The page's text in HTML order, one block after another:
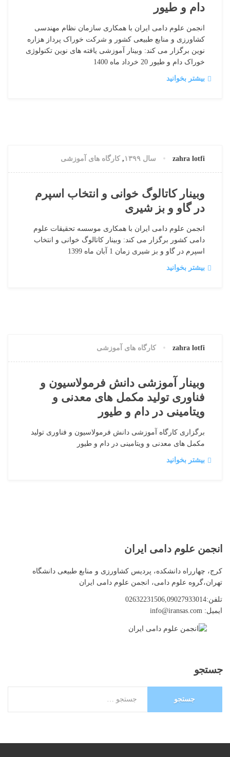
دام و طیور
انجمن علوم دامی ایران با همکاری سازمان نظام مهندسی
کشاورزی و منابع طبیعی کشور و شرکت خوراک پرداز هزاره
نوین برگزار می کند: وبینار آموزشی یافته های نوین تکنولوژی
خوراک دام و طیور 20 خرداد ماه 1400
بیشتر بخوانید
zahra lotfi سال ۱۳۹۹ , کارگاه های آموزشی
وبینار کاتالوگ خوانی و انتخاب اسپرم
در گاو و بز شیری
انجمن علوم دامی ایران با همکاری موسسه تحقیقات علوم
دامی کشور برگزار می کند: وبینار کاتالوگ خوانی و انتخاب
اسپرم در گاو و بز شیری زمان 1 آبان ماه 1399
بیشتر بخوانید
zahra lotfi کارگاه های آموزشی
وبینار آموزشی دانش فرمولاسیون و
فناوری تولید مکمل های معدنی و
ویتامینی در دام و طیور
برگزاری کارگاه آموزشی دانش فرمولاسیون و فناوری تولید
مکمل های معدنی و ویتامینی در دام و طیور
بیشتر بخوانید
انجمن علوم دامی ایران
کرج، چهارراه دانشکده، پردیس کشاورزی و منابع طبیعی دانشگاه
تهران،گروه علوم دامی، انجمن علوم دامی ایران
تلفن:02632231506,09027933014
ایمیل: info@iransas.com
جستجو